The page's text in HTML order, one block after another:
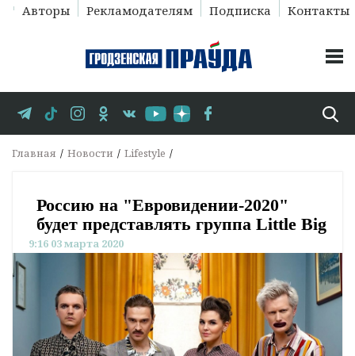
Авторы Рекламодателям Подписка Контакты
Главная Новости Lifestyle
Россию на "Евровидении-2020"
будет представлять группа Little Big
9:16 03 марта 2020